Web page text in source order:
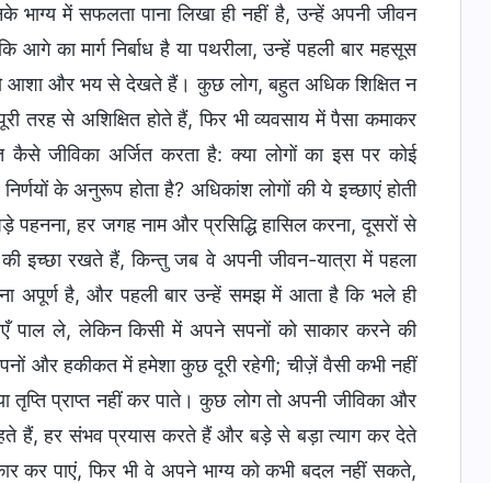
में सफलता पाना लिखा ही नहीं है, उन्हें अपनी जीवन
का मार्ग निर्बाध है या पथरीला, उन्हें पहली बार महसूस
आशा और भय से देखते हैं। कुछ लोग, बहुत अधिक शिक्षित न
तरह से अशिक्षित होते हैं, फिर भी व्यवसाय में पैसा कमाकर
जीविका अर्जित करता है: क्या लोगों का इस पर कोई
के अनुरूप होता है? अधिकांश लोगों की ये इच्छाएं होती
हर जगह नाम और प्रसिद्धि हासिल करना, दूसरों से
इच्छा रखते हैं, किन्तु जब वे अपनी जीवन-यात्रा में पहला
अपूर्ण है, और पहली बार उन्हें समझ में आता है कि भले ही
पाल ले, लेकिन किसी में अपने सपनों को साकार करने की
और हकीकत में हमेशा कुछ दूरी रहेगी; चीज़ें वैसी कभी नहीं
तृप्ति प्राप्त नहीं कर पाते। कुछ लोग तो अपनी जीविका और
हैं, हर संभव प्रयास करते हैं और बड़े से बड़ा त्याग कर देते
कर पाएं, फिर भी वे अपने भाग्य को कभी बदल नहीं सकते,